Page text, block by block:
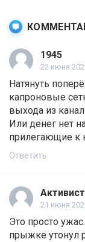
1945
22 июня
Натянуть
капроновые
выхода из
Или денег нет
прилегающие к
Ответить
21 июня
Это просто
прыжке утонул